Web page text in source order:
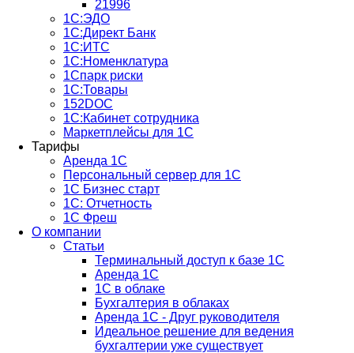
21996
1С:ЭДО
1С:Директ Банк
1С:ИТС
1С:Номенклатура
1Спарк риски
1С:Товары
152DOC
1С:Кабинет сотрудника
Маркетплейсы для 1С
Тарифы
Аренда 1С
Персональный сервер для 1С
1С Бизнес старт
1С: Отчетность
1C Фреш
О компании
Статьи
Терминальный доступ к базе 1С
Аренда 1С
1С в облаке
Бухгалтерия в облаках
Аренда 1С - Друг руководителя
Идеальное решение для ведения
бухгалтерии уже существует